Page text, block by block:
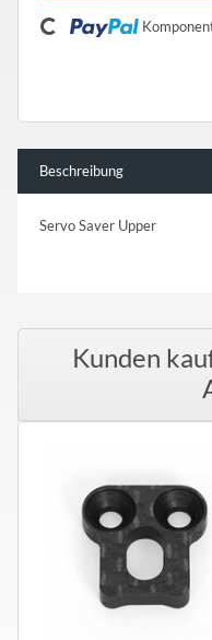
Loading...
Beschreibung
Servo Saver Upper
Kunden